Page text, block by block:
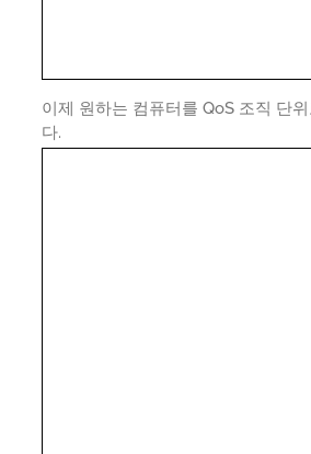
이제 원하는 컴퓨터를 QoS 조직 단
다.